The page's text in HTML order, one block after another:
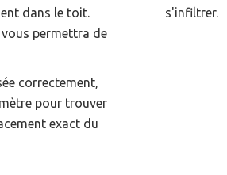
dans le toit.
permettra de
correctement,
pour trouver
exact du
s'infiltrer.